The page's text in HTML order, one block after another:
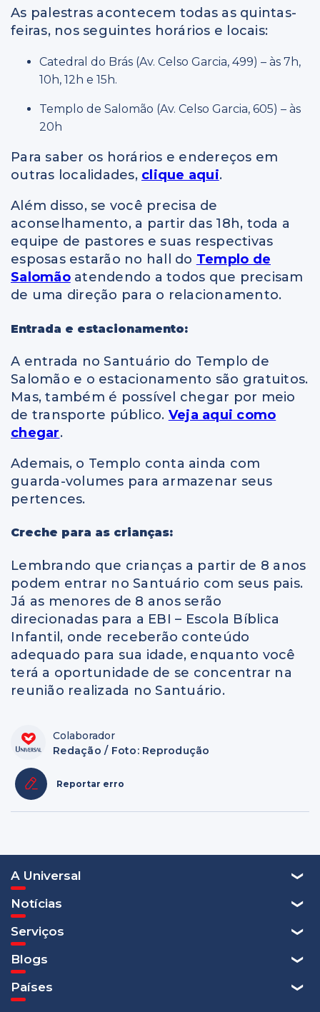
As palestras acontecem todas as quintas-
feiras, nos seguintes horários e locais:
Catedral do Brás (Av. Celso Garcia, 499) – às 7h,
10h, 12h e 15h.
Templo de Salomão (Av. Celso Garcia, 605) – às
20h
Para saber os horários e endereços em
outras localidades, clique aqui.
Além disso, se você precisa de
aconselhamento, a partir das 18h, toda a
equipe de pastores e suas respectivas
esposas estarão no hall do Templo de
Salomãoatendendo a todos que precisam
de uma direção para o relacionamento.
Entrada e estacionamento:
A entrada no Santuário do Templo de
Salomão e o estacionamento são gratuitos.
Mas, também é possível chegar por meio
de transporte público. Veja aqui como
chegar.
Ademais, o Templo conta ainda com
guarda-volumes para armazenar seus
pertences.
Creche para as crianças:
Lembrando que crianças a partir de 8 anos
podem entrar no Santuário com seus pais.
Já as menores de 8 anos serão
direcionadas para a EBI – Escola Bíblica
Infantil, onde receberão conteúdo
adequado para sua idade, enquanto você
terá a oportunidade de se concentrar na
reunião realizada no Santuário.
Colaborador
Redação / Foto: Reprodução
Reportar erro
A Universal
Notícias
Serviços
Blogs
Países